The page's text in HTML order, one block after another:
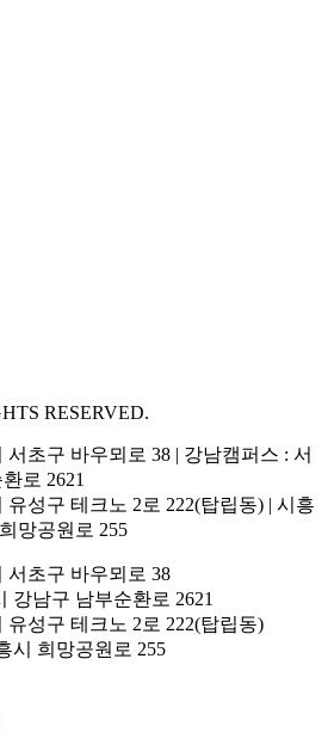
RESERVED.
초구 바우뫼로 38 | 강남캠퍼스 : 서
로 2621
성구 테크노 2로 222(탑립동) | 시흥
망공원로 255
서초구 바우뫼로 38
강남구 남부순환로 2621
성구 테크노 2로 222(탑립동)
시 희망공원로 255